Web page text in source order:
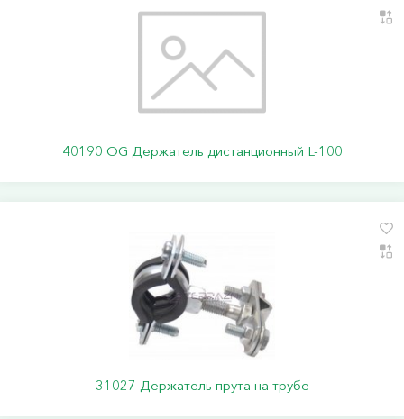
40190 ОG Держатель дистанционный L-100
31027 Держатель прута на трубе